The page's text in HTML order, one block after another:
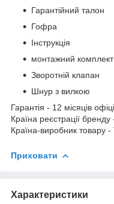
Гарантійний талон
Гофра
Інструкція
монтажний комплект
Зворотній клапан
Шнур з вилкою
Гарантія - 12 місяців
Країна реєстрації
Країна-виробник товару -
Приховати
Характеристики